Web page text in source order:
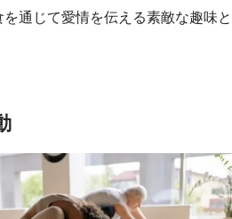
通じて愛情を伝える素敵な趣味と